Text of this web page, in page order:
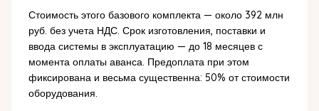
Стоимость этого базового комплекта — около 392 млн
руб. без учета НДС. Срок изготовления, поставки и
ввода системы в эксплуатацию — до 18 месяцев с
момента оплаты аванса. Предоплата при этом
фиксирована и весьма существенна: 50% от стоимости
оборудования.